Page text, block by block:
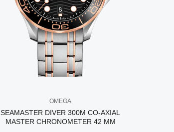
OMEGA
SEAMASTER DIVER 300M CO‑AXIAL
MASTER CHRONOMETER 42 MM